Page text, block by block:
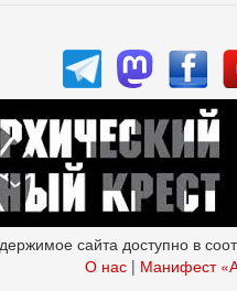
сайта доступно в
О нас| Манифест